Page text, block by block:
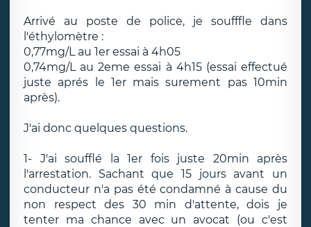
Arrivé au poste de police, je soufffle dans
l'éthylomètre :
0,77mg/L au 1er essai à 4h05
0,74mg/L au 2eme essai à 4h15 (essai effectué
juste aprés le 1er mais surement pas 10min
après).
J'ai donc quelques questions.
1- J'ai soufflé la 1er fois juste 20min après
l'arrestation. Sachant que 15 jours avant un
conducteur n'a pas été condamné à cause du
non respect des 30 min d'attente, dois je
tenter ma chance avec un avocat (ou c'est